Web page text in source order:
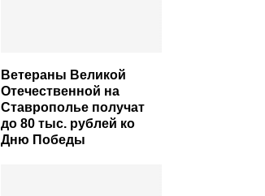
Ветераны Великой
Отечественной на
Ставрополье получат
до 80 тыс. рублей ко
Дню Победы